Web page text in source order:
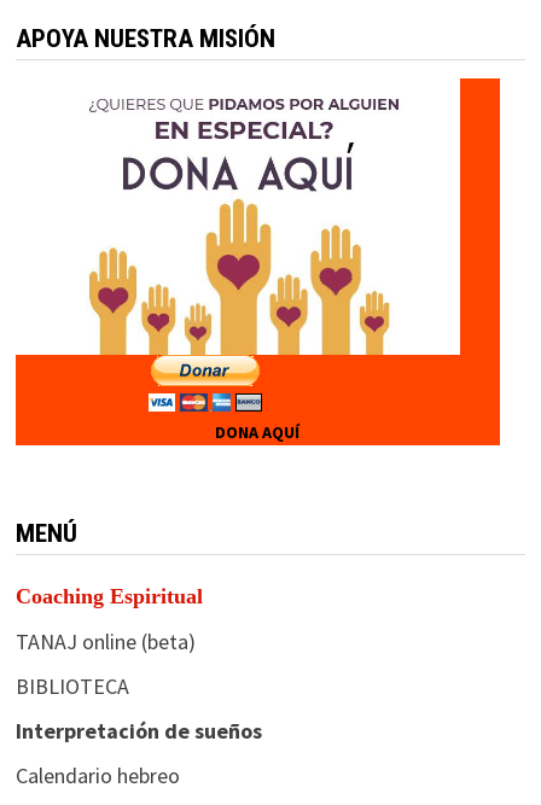
APOYA NUESTRA MISIÓN
DONA AQUÍ
MENÚ
Coaching Espiritual
TANAJ online (beta)
BIBLIOTECA
Interpretación de sueños
Calendario hebreo